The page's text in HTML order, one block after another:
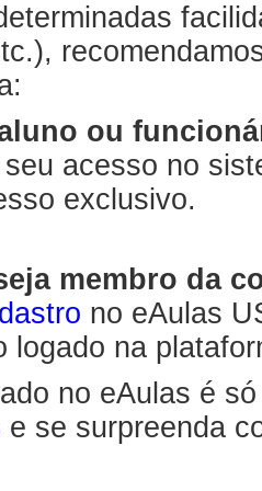
ou
acesso no
exclusivo.
membro da
no eAulas
logado na
no eAulas é
e se surpreenda